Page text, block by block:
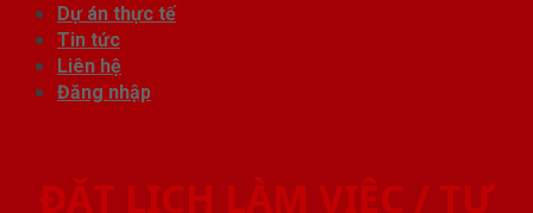
Dự án thực tế
Tin tức
Liên hệ
Đăng nhập
ĐẶT LỊCH LÀM VIỆC / TƯ